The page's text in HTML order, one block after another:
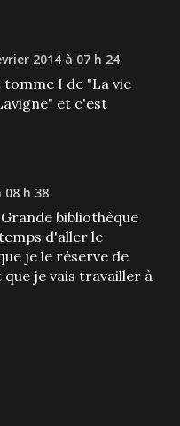
2014 à 07 h 24
I de "La vie
et c'est
08 h 38
bibliothèque
d'aller le
je le réserve de
je vais travailler à